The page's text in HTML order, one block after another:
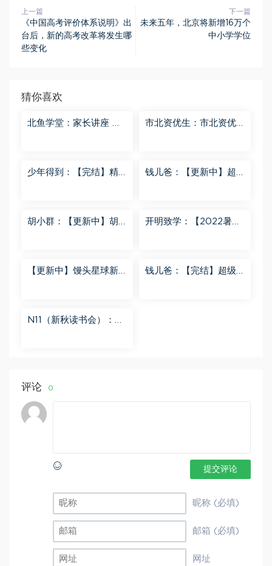
上一篇
《中国高考评价体系说明》出
台后，新的高考改革将发生哪
些变化
下一篇
未来五年，北京将新增16万个
中小学学位
猜你喜欢
北鱼学堂：家长讲座 百
市北资优生：市北资优
少年得到：【完结】精
钱儿爸：【更新中】超
胡小群：【更新中】胡
开明致学：【2022暑
【更新中】馒头星球新
钱儿爸：【完结】超级
N11（新秋读书会）：
评论 0
提交评论
昵称 (必填)
邮箱 (必填)
网址